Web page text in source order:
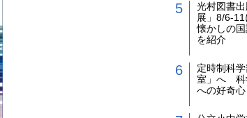
光村図書
展」8/6-
懐かしの
を紹介
定時制科
室」へ 科
への好奇心